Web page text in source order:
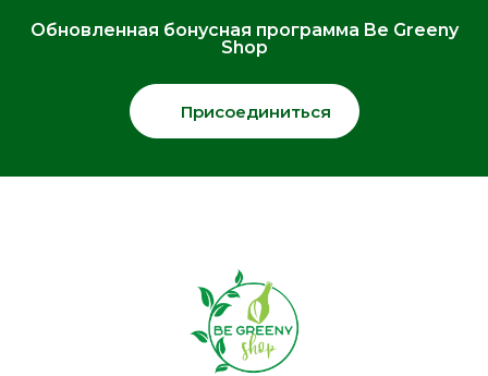
Обновленная бонусная программа Be Greeny
Shop
Присоединиться